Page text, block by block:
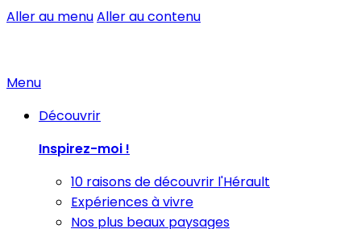
Aller au menuAller au contenu
Menu
Découvrir
Inspirez-moi !
10 raisons de découvrir l'Hérault
Expériences à vivre
Nos plus beaux paysages